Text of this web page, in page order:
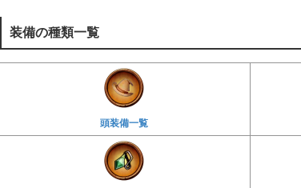
装備の種類一覧
頭装備一覧